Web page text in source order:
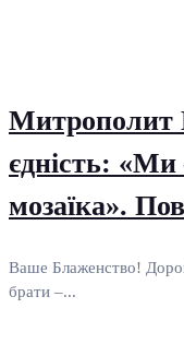
Митрополит
єдність:
мозаїка».
Ваше Блаженство!
брати –...